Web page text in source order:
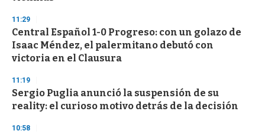
11:29
Central Español 1-0 Progreso: con un golazo de
Isaac Méndez, el palermitano debutó con
victoria en el Clausura
11:19
Sergio Puglia anunció la suspensión de su
reality: el curioso motivo detrás de la decisión
10:58